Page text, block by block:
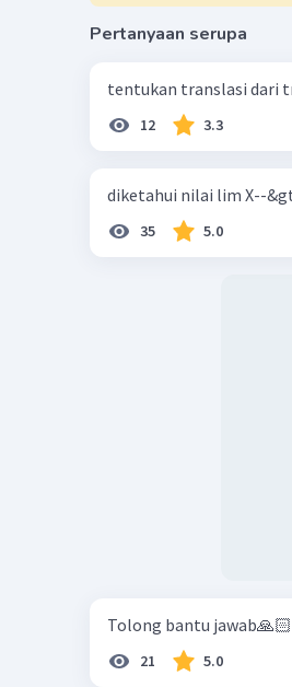
Pertanyaan serupa
tentukan translasi dari
12 3.3
diketahui nilai lim X--
35 5.0
Tolong bantu jawab🙏🏻
21 5.0